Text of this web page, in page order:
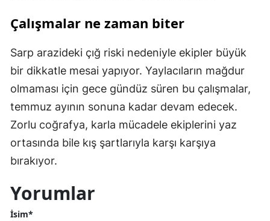
Çalışmalar ne zaman biter
Sarp arazideki çığ riski nedeniyle ekipler büyük
bir dikkatle mesai yapıyor. Yaylacıların mağdur
olmaması için gece gündüz süren bu çalışmalar,
temmuz ayının sonuna kadar devam edecek.
Zorlu coğrafya, karla mücadele ekiplerini yaz
ortasında bile kış şartlarıyla karşı karşıya
bırakıyor.
Yorumlar
İsim*